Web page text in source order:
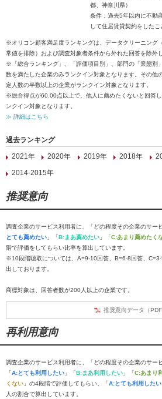
都、神奈川県）
条件：過去5年以内に不動
して住居賃貸契約をしたこ
※オリコン顧客満足度ランキングは、データクリーニング
常値を排除）および調査対象者条件から外れた回答を除外
※「総合ランキング」、「評価項目別」、部門の「業態別
数を満たした企業のみランクイン対象となります。その他
定人数の半数以上の企業がランクイン対象となります。
※総合得点が60.00点以上で、他人に薦めたくないと回答
ンクイン対象となります。
≫ 詳細はこちら
過去ランキング
2021年
2020年 2019年 2018年
2014-2015年
推奨意向
調査企業のサービス利用者に、「どの程度その企業のサー
とても薦めたい 」「B:まあ薦めたい 」「C:あまり薦めたく
階で評価をしてもらい比率を算出しています。
※10段階聴取については、A=9-10回答、B=6-8回答、
出しております。
商標対象は、回答者数が200人以上の企業です。
推奨意向データ（PDF
再利用意向
調査企業のサービス利用者に、「どの程度その企業のサー
「A:とても利用したい 」「B:まあ利用したい 」「C:あまり
くない 」の4段階で評価してもらい、「A:とても利用したい
人の割合で算出しています。